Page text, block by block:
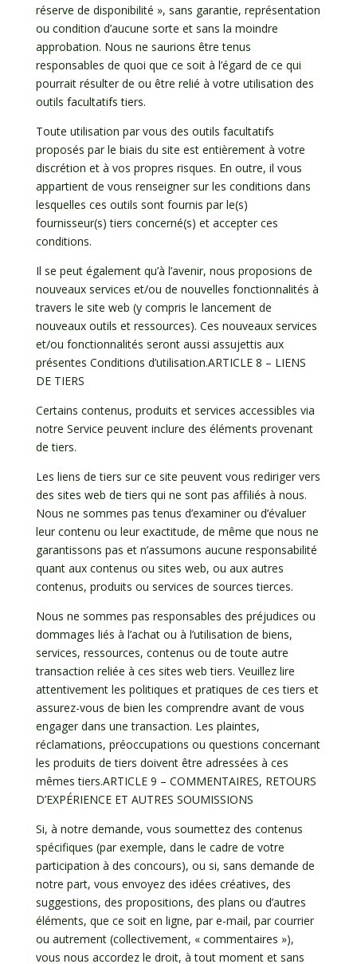
réserve de disponibilité », sans garantie, représentation
ou condition d’aucune sorte et sans la moindre
approbation. Nous ne saurions être tenus
responsables de quoi que ce soit à l’égard de ce qui
pourrait résulter de ou être relié à votre utilisation des
outils facultatifs tiers.
Toute utilisation par vous des outils facultatifs
proposés par le biais du site est entièrement à votre
discrétion et à vos propres risques. En outre, il vous
appartient de vous renseigner sur les conditions dans
lesquelles ces outils sont fournis par le(s)
fournisseur(s) tiers concerné(s) et accepter ces
conditions.
Il se peut également qu’à l’avenir, nous proposions de
nouveaux services et/ou de nouvelles fonctionnalités à
travers le site web (y compris le lancement de
nouveaux outils et ressources). Ces nouveaux services
et/ou fonctionnalités seront aussi assujettis aux
présentes Conditions d’utilisation.ARTICLE 8 – LIENS
DE TIERS
Certains contenus, produits et services accessibles via
notre Service peuvent inclure des éléments provenant
de tiers.
Les liens de tiers sur ce site peuvent vous rediriger vers
des sites web de tiers qui ne sont pas affiliés à nous.
Nous ne sommes pas tenus d’examiner ou d’évaluer
leur contenu ou leur exactitude, de même que nous ne
garantissons pas et n’assumons aucune responsabilité
quant aux contenus ou sites web, ou aux autres
contenus, produits ou services de sources tierces.
Nous ne sommes pas responsables des préjudices ou
dommages liés à l’achat ou à l’utilisation de biens,
services, ressources, contenus ou de toute autre
transaction reliée à ces sites web tiers. Veuillez lire
attentivement les politiques et pratiques de ces tiers et
assurez-vous de bien les comprendre avant de vous
engager dans une transaction. Les plaintes,
réclamations, préoccupations ou questions concernant
les produits de tiers doivent être adressées à ces
mêmes tiers.ARTICLE 9 – COMMENTAIRES, RETOURS
D’EXPÉRIENCE ET AUTRES SOUMISSIONS
Si, à notre demande, vous soumettez des contenus
spécifiques (par exemple, dans le cadre de votre
participation à des concours), ou si, sans demande de
notre part, vous envoyez des idées créatives, des
suggestions, des propositions, des plans ou d’autres
éléments, que ce soit en ligne, par e-mail, par courrier
ou autrement (collectivement, « commentaires »),
vous nous accordez le droit, à tout moment et sans